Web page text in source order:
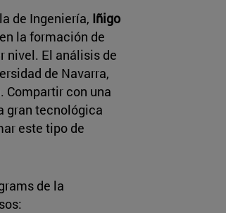
de Ingeniería, Iñigo
la formación de
nivel. El análisis de
de Navarra,
Compartir con una
gran tecnológica
este tipo de
de la